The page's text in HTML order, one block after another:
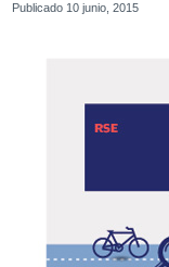
Publicado 10 junio, 2015